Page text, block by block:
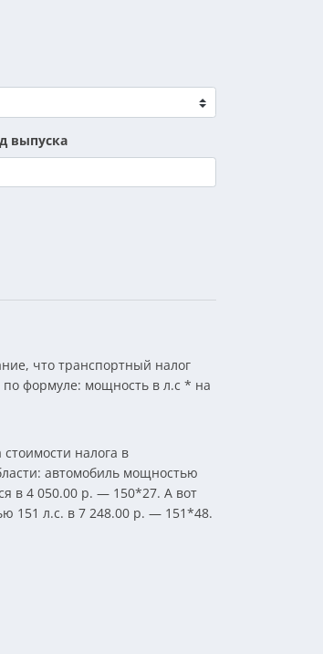
выпуска
что транспортный налог
по формуле: мощность в л.с * на
налога в
автомобиль мощностью
в 4 050.00 р. — 150*27. А вот
151 л.с. в 7 248.00 р. — 151*48.